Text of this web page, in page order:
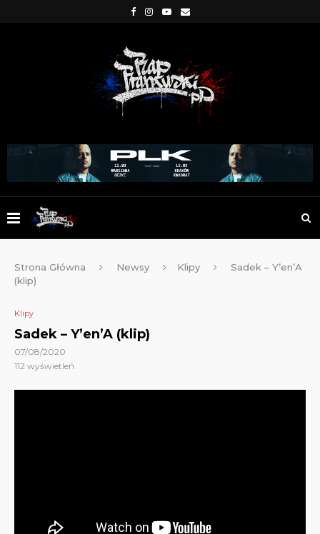
Strona Główna Newsy Klipy
Sadek – Y’en’A
(klip)
Klipy
Sadek – Y’en’A (klip)
07/08/2020
112 wyświetleń